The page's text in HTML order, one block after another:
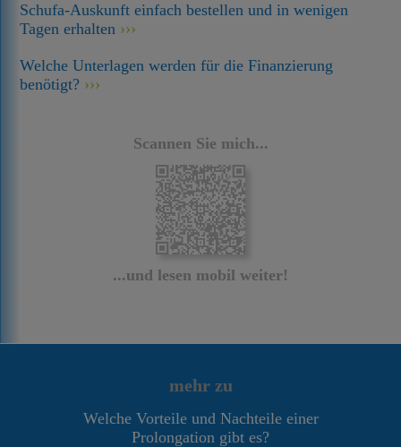
Schufa-Auskunft einfach bestellen und in wenigen
Tagen erhalten
Welche Unterlagen werden für die Finanzierung
benötigt?
Scannen Sie mich...
...und lesen mobil weiter!
mehr zu
Welche Vorteile und Nachteile einer
Prolongation gibt es?